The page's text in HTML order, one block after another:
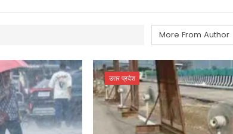
More From Author
उत्तर प्रदेश